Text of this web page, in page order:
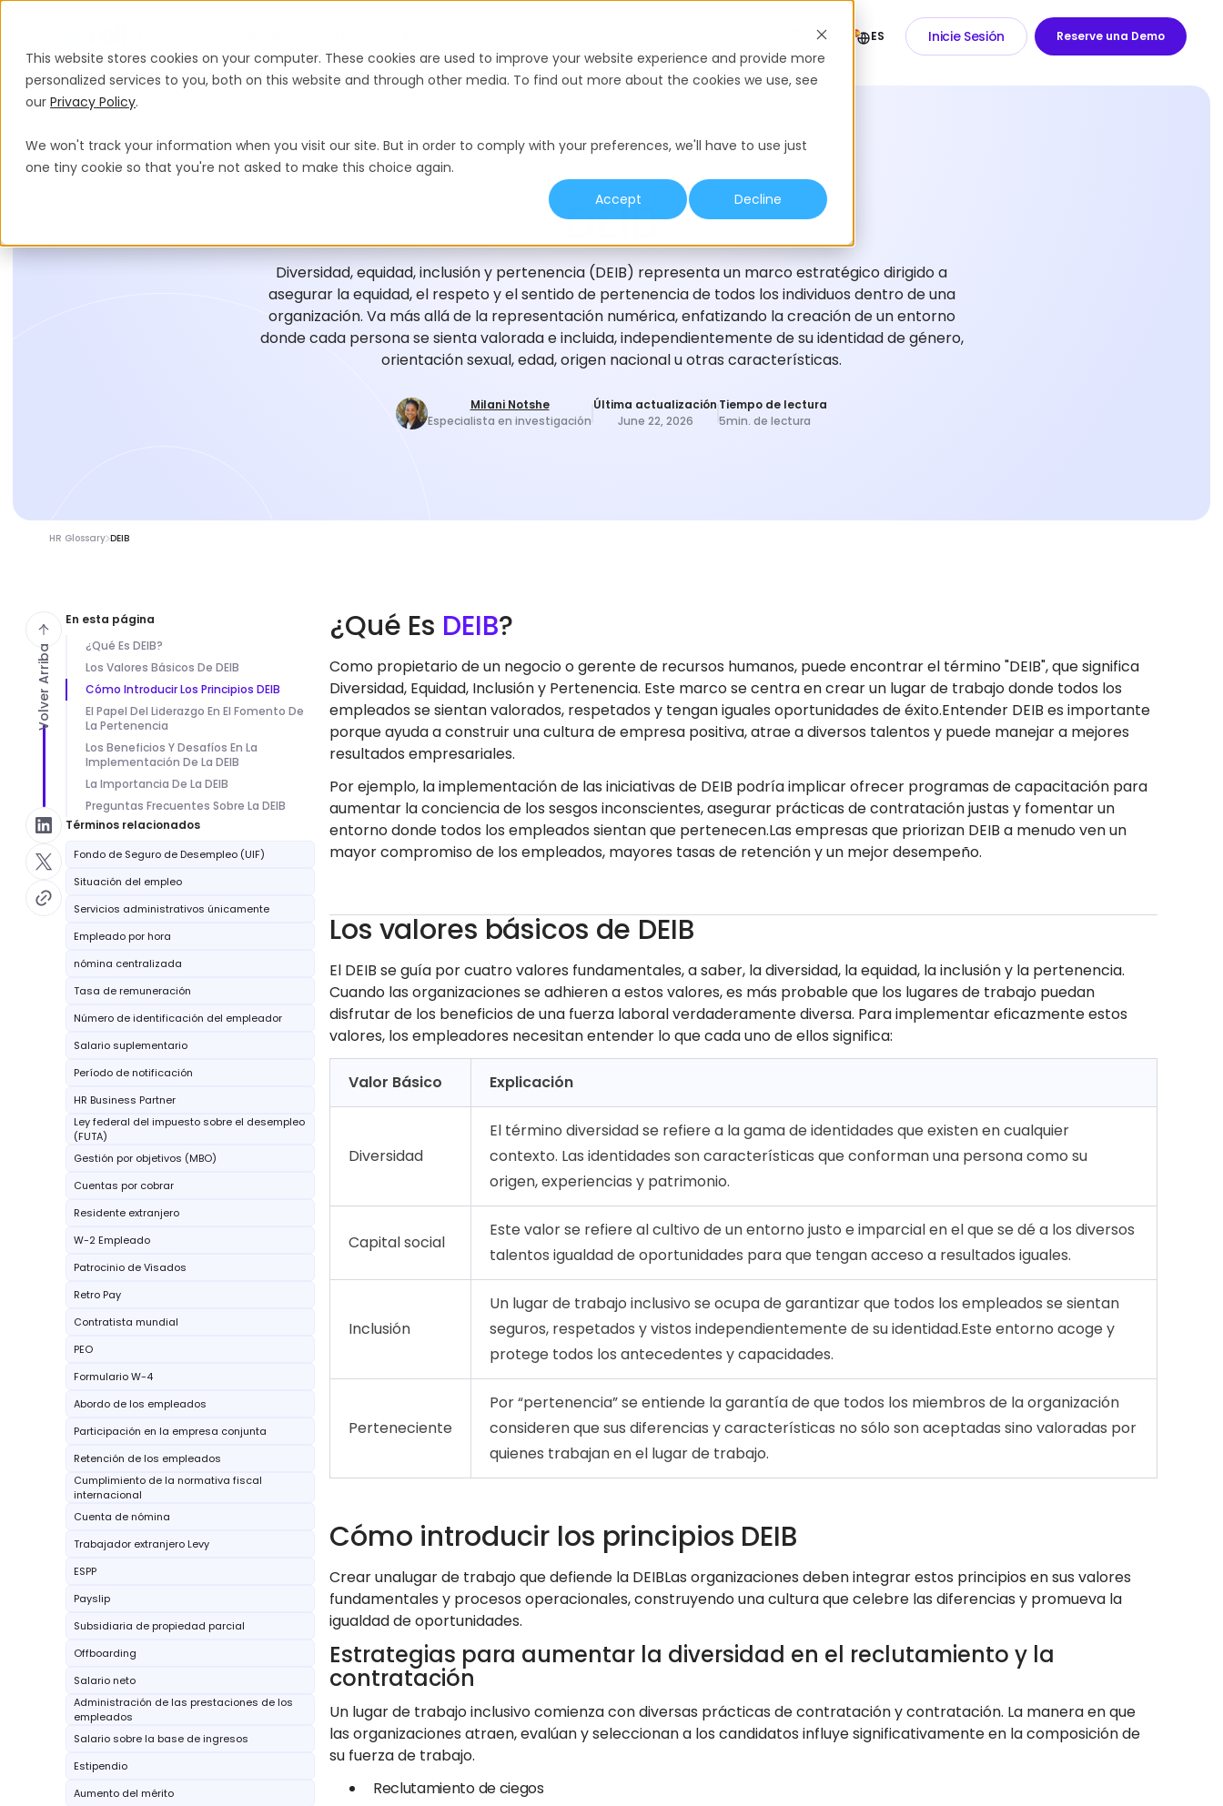
This website stores cookies on your computer. These cookies are used to improve your website experience and provide more
personalized services to you, both on this website and through other media. To find out more about the cookies we use, see
our Privacy Policy.
We won't track your information when you visit our site. But in order to comply with your preferences, we'll have to use just
one tiny cookie so that you're not asked to make this choice again.
Accept
Decline
ES Inicie Sesión Reserve una Demo
GLOSARIO DE CONTRATACIÓN
DEIB
Diversidad, equidad, inclusión y pertenencia (DEIB) representa un marco estratégico dirigido a
asegurar la equidad, el respeto y el sentido de pertenencia de todos los individuos dentro de una
organización. Va más allá de la representación numérica, enfatizando la creación de un entorno
donde cada persona se sienta valorada e incluida, independientemente de su identidad de género,
orientación sexual, edad, origen nacional u otras características.
Milani Notshe
Especialista en investigación
Última actualización
June 22, 2026
Tiempo de lectura
5min. de lectura
HR Glossary DEIB
En esta página
¿Qué Es DEIB?
Los Valores Básicos De DEIB
Cómo Introducir Los Principios DEIB
El Papel Del Liderazgo En El Fomento De
La Pertenencia
Los Beneficios Y Desafíos En La
Implementación De La DEIB
La Importancia De La DEIB
Preguntas Frecuentes Sobre La DEIB
Términos relacionados
Fondo de Seguro de Desempleo (UIF)
Situación del empleo
Servicios administrativos únicamente
Empleado por hora
nómina centralizada
Tasa de remuneración
Número de identificación del empleador
Salario suplementario
Período de notificación
HR Business Partner
Ley federal del impuesto sobre el desempleo
(FUTA)
Gestión por objetivos (MBO)
Cuentas por cobrar
Residente extranjero
W-2 Empleado
Patrocinio de Visados
Retro Pay
Contratista mundial
PEO
Formulario W-4
Abordo de los empleados
Participación en la empresa conjunta
Retención de los empleados
Cumplimiento de la normativa fiscal
internacional
Cuenta de nómina
Trabajador extranjero Levy
ESPP
Payslip
Subsidiaria de propiedad parcial
Offboarding
Salario neto
Administración de las prestaciones de los
empleados
Salario sobre la base de ingresos
Estipendio
Aumento del mérito
¿Qué Es DEIB?
Como propietario de un negocio o gerente de recursos humanos, puede encontrar el término "DEIB", que significa
Diversidad, Equidad, Inclusión y Pertenencia. Este marco se centra en crear un lugar de trabajo donde todos los
empleados se sientan valorados, respetados y tengan iguales oportunidades de éxito.Entender DEIB es importante
porque ayuda a construir una cultura de empresa positiva, atrae a diversos talentos y puede manejar a mejores
resultados empresariales.
Por ejemplo, la implementación de las iniciativas de DEIB podría implicar ofrecer programas de capacitación para
aumentar la conciencia de los sesgos inconscientes, asegurar prácticas de contratación justas y fomentar un
entorno donde todos los empleados sientan que pertenecen.Las empresas que priorizan DEIB a menudo ven un
mayor compromiso de los empleados, mayores tasas de retención y un mejor desempeño.
Los valores básicos de DEIB
El DEIB se guía por cuatro valores fundamentales, a saber, la diversidad, la equidad, la inclusión y la pertenencia.
Cuando las organizaciones se adhieren a estos valores, es más probable que los lugares de trabajo puedan
disfrutar de los beneficios de una fuerza laboral verdaderamente diversa. Para implementar eficazmente estos
valores, los empleadores necesitan entender lo que cada uno de ellos significa:
Valor Básico Explicación
Diversidad
El término diversidad se refiere a la gama de identidades que existen en cualquier
contexto. Las identidades son características que conforman una persona como su
origen, experiencias y patrimonio.
Capital social
Este valor se refiere al cultivo de un entorno justo e imparcial en el que se dé a los diversos
talentos igualdad de oportunidades para que tengan acceso a resultados iguales.
Inclusión
Un lugar de trabajo inclusivo se ocupa de garantizar que todos los empleados se sientan
seguros, respetados y vistos independientemente de su identidad.Este entorno acoge y
protege todos los antecedentes y capacidades.
Perteneciente
Por “pertenencia” se entiende la garantía de que todos los miembros de la organización
consideren que sus diferencias y características no sólo son aceptadas sino valoradas por
quienes trabajan en el lugar de trabajo.
Cómo introducir los principios DEIB
Crear unalugar de trabajo que defiende la DEIBLas organizaciones deben integrar estos principios en sus valores
fundamentales y procesos operacionales, construyendo una cultura que celebre las diferencias y promueva la
igualdad de oportunidades.
Estrategias para aumentar la diversidad en el reclutamiento y la
contratación
Un lugar de trabajo inclusivo comienza con diversas prácticas de contratación y contratación. La manera en que
las organizaciones atraen, evalúan y seleccionan a los candidatos influye significativamente en la composición de
su fuerza de trabajo.
Reclutamiento de ciegos
Volver Arriba